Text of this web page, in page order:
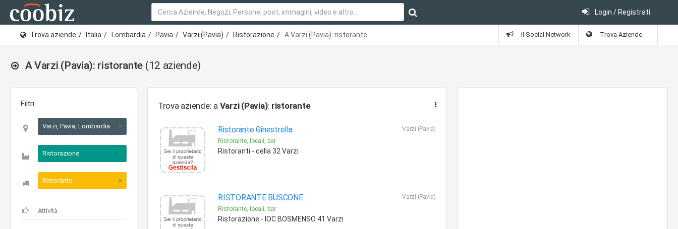
Login / Registrati
Trova aziende Italia Lombardia Pavia Varzi (Pavia) Ristorazione A Varzi (Pavia): ristorante Il Social Network Trova Aziende
A Varzi (Pavia): ristorante (12 aziende)
Filtri
Varzi, Pavia, Lombardia ×
Ristorazione ×
Ristorante ×
Trova aziende: a Varzi (Pavia): ristorante
Ristorante Ginestrella
Varzi (Pavia)
Ristorante, locali, bar
Ristoranti - cella 32 Varzi
RISTORANTE BUSCONE
Varzi (Pavia)
Ristorante, locali, bar
Ristorazione - lOC BOSMENSO 41 Varzi